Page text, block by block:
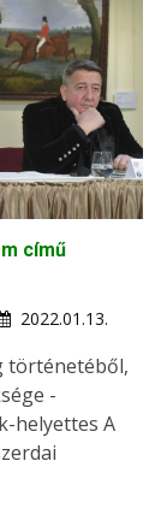
című
2022.01.13.
történetéből,
-
helyettes A